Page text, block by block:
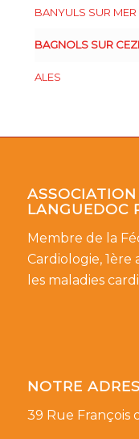
BANYULS SUR MER
BAGNOLS SUR
ALES
LANGUEDOC
Membre de la
Cardiologie,
les maladies
NOTRE
39 Rue François